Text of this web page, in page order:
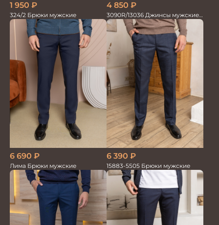
1 950 ₽
324/2 Брюки мужские
4 850 ₽
3090R/13036 Джинсы мужские
т.синий
6 690 ₽
Лима Брюки мужские
6 390 ₽
15883-5505 Брюки мужские